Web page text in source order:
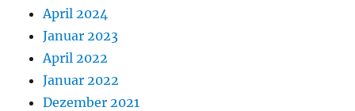
April 2024
Januar 2023
April 2022
Januar 2022
Dezember 2021